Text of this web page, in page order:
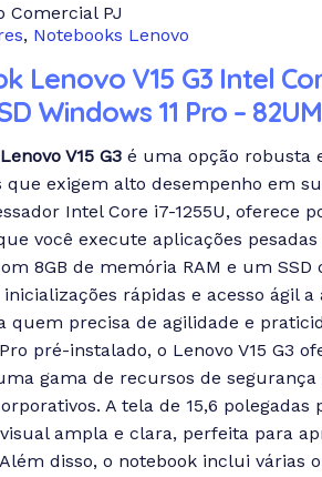
Comercial PJ
, Notebooks Lenovo
Lenovo V15 G3 Intel
Windows 11 Pro –
V15 G3 é uma opção robusta
que exigem alto desempenho em
Intel Core i7-1255U, oferece
você execute aplicações
8GB de memória RAM e um SSD
rápidas e acesso ágil
quem precisa de agilidade e
pré-instalado, o Lenovo V15 G3
gama de recursos de
A tela de 15,6 polegadas
ampla e clara, perfeita para
disso, o notebook inclui várias